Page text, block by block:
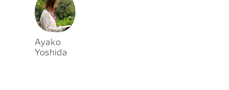
Join
Ayako
Yoshida